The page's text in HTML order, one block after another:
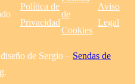
Política de
Privacidad
de
Cookies
Aviso
Legal
de Sergio – Sendas de